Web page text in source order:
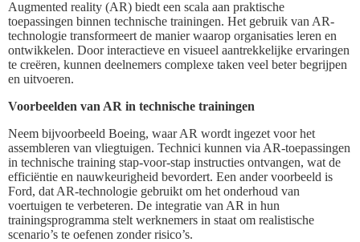
Augmented reality (AR) biedt een scala aan praktische
toepassingen binnen technische trainingen. Het gebruik van AR-
technologie transformeert de manier waarop organisaties leren en
ontwikkelen. Door interactieve en visueel aantrekkelijke ervaringen
te creëren, kunnen deelnemers complexe taken veel beter begrijpen
en uitvoeren.
Voorbeelden van AR in technische trainingen
Neem bijvoorbeeld Boeing, waar AR wordt ingezet voor het
assembleren van vliegtuigen. Technici kunnen via AR-toepassingen
in technische training stap-voor-stap instructies ontvangen, wat de
efficiëntie en nauwkeurigheid bevordert. Een ander voorbeeld is
Ford, dat AR-technologie gebruikt om het onderhoud van
voertuigen te verbeteren. De integratie van AR in hun
trainingsprogramma stelt werknemers in staat om realistische
scenario’s te oefenen zonder risico’s.